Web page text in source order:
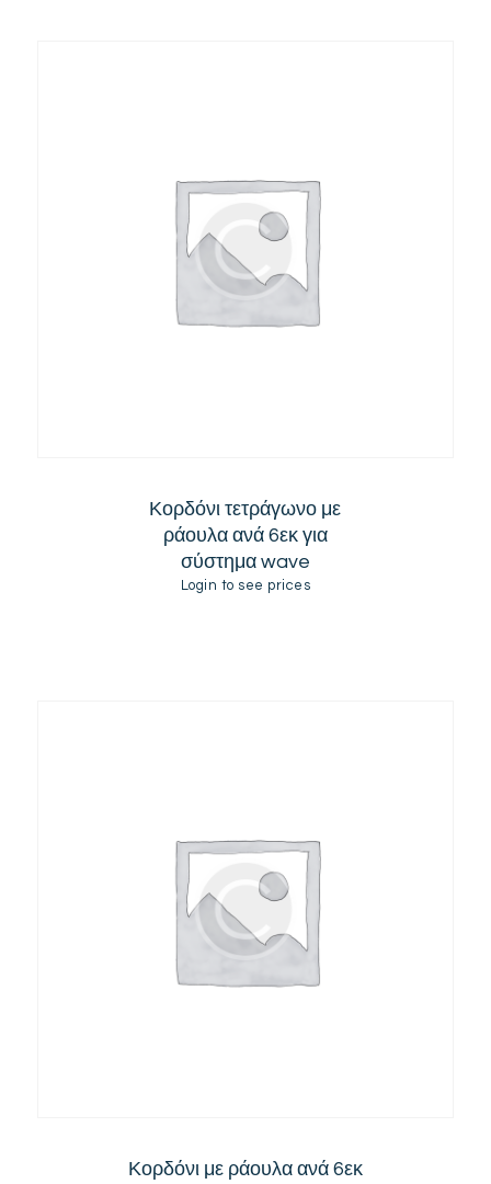
Κορδόνι τετράγωνο με
ράουλα ανά 6εκ για
σύστημα wave
Login to see prices
Κορδόνι με ράουλα ανά 6εκ